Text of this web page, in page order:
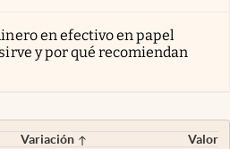
en efectivo en papel
y por qué recomiendan
Variación
Valor